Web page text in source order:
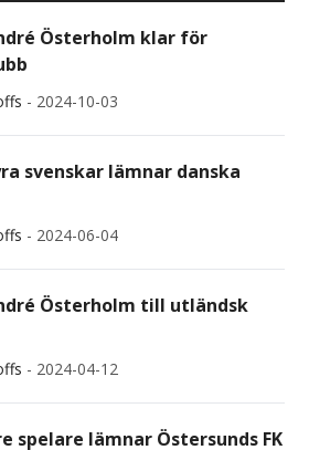
Österholm klar för
- 2024-10-03
svenskar lämnar danska
- 2024-06-04
Österholm till utländsk
- 2024-04-12
spelare lämnar Östersunds FK